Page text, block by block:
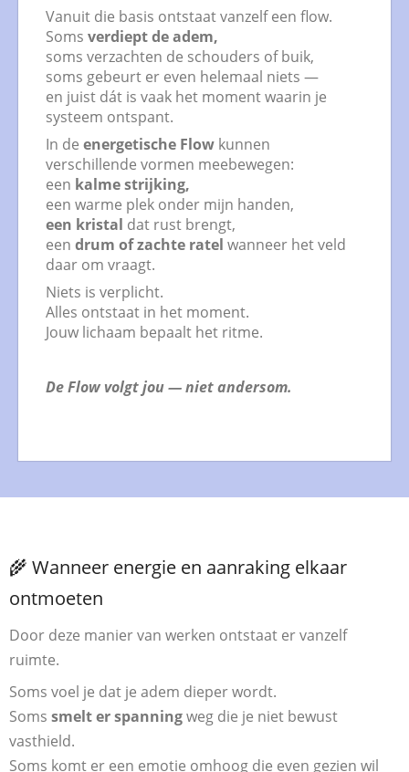
Vanuit die basis ontstaat vanzelf een flow.
Soms verdiept de adem,
soms verzachten de schouders of buik,
soms gebeurt er even helemaal niets —
en juist dát is vaak het moment waarin je
systeem ontspant.
In de energetische Flow kunnen
verschillende vormen meebewegen:
een kalme strijking,
een warme plek onder mijn handen,
een kristal dat rust brengt,
een drum of zachte ratel wanneer het veld
daar om vraagt.
Niets is verplicht.
Alles ontstaat in het moment.
Jouw lichaam bepaalt het ritme.
De Flow volgt jou — niet andersom.
🌾 Wanneer energie en aanraking elkaar
ontmoeten
Door deze manier van werken ontstaat er vanzelf
ruimte.
Soms voel je dat je adem dieper wordt.
Soms smelt er spanningweg die je niet bewust
vasthield.
Soms komt er een emotie omhoog die even gezien wil